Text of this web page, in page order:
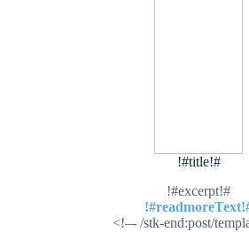
!#title!#
!#excerpt!#
<!–- /stk-end:post/